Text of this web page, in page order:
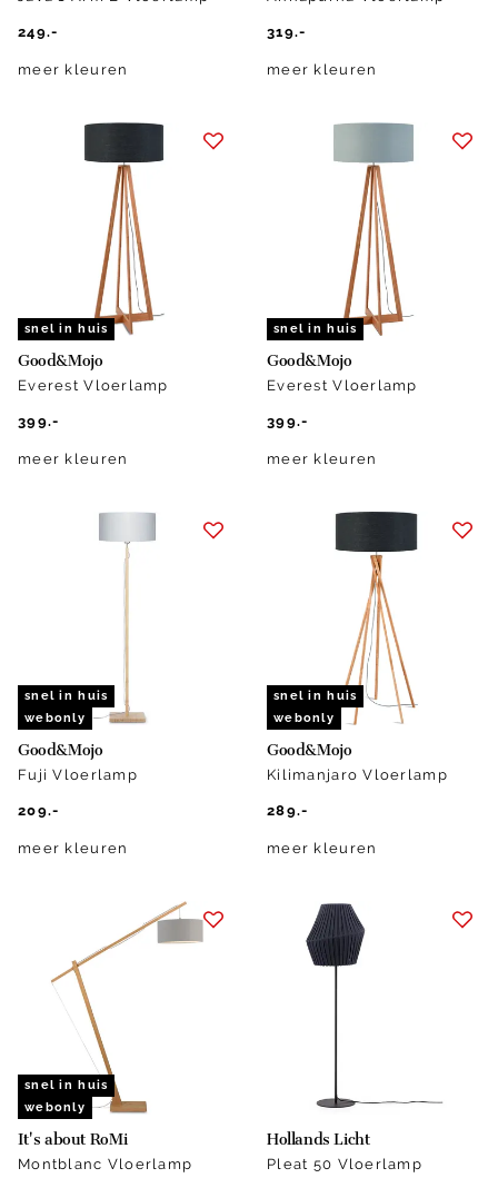
249.-
meer kleuren
319.-
meer kleuren
snel in huis
Good&Mojo
Everest Vloerlamp
399.-
meer kleuren
snel in huis
Good&Mojo
Everest Vloerlamp
399.-
meer kleuren
snel in huis
webonly
Good&Mojo
Fuji Vloerlamp
209.-
meer kleuren
snel in huis
webonly
Good&Mojo
Kilimanjaro Vloerlamp
289.-
meer kleuren
snel in huis
webonly
It's about RoMi
Montblanc Vloerlamp
Hollands Licht
Pleat 50 Vloerlamp